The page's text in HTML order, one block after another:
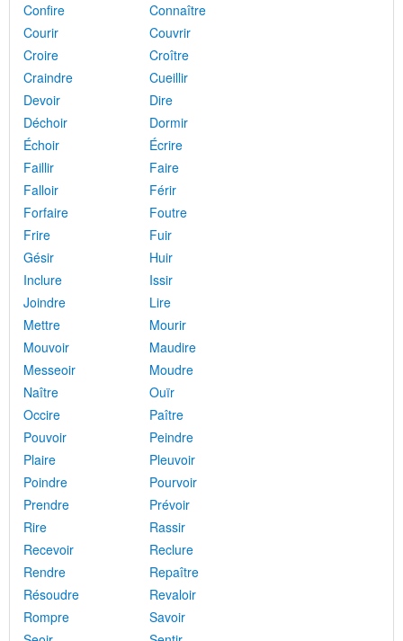
Confire
Connaître
Courir
Couvrir
Croire
Croître
Craindre
Cueillir
Devoir
Dire
Déchoir
Dormir
Échoir
Écrire
Faillir
Faire
Falloir
Férir
Forfaire
Foutre
Frire
Fuir
Gésir
Huir
Inclure
Issir
Joindre
Lire
Mettre
Mourir
Mouvoir
Maudire
Messeoir
Moudre
Naître
Ouïr
Occire
Paître
Pouvoir
Peindre
Plaire
Pleuvoir
Poindre
Pourvoir
Prendre
Prévoir
Rire
Rassir
Recevoir
Reclure
Rendre
Repaître
Résoudre
Revaloir
Rompre
Savoir